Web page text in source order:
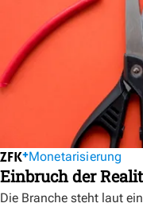
Monetarisierung
Einbruch der
Die Branche steht laut